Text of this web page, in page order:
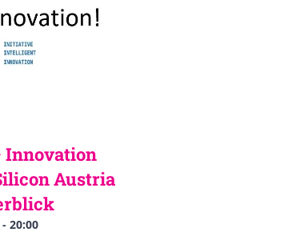
Innovation
Austria
20:00